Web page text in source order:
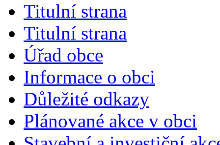
Titulní strana
Titulní strana
Úřad obce
Informace o obci
Důležité odkazy
Plánované akce v obci